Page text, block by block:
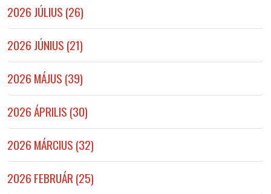
2026 JÚLIUS (26)
2026 JÚNIUS (21)
2026 MÁJUS (39)
2026 ÁPRILIS (30)
2026 MÁRCIUS (32)
2026 FEBRUÁR (25)